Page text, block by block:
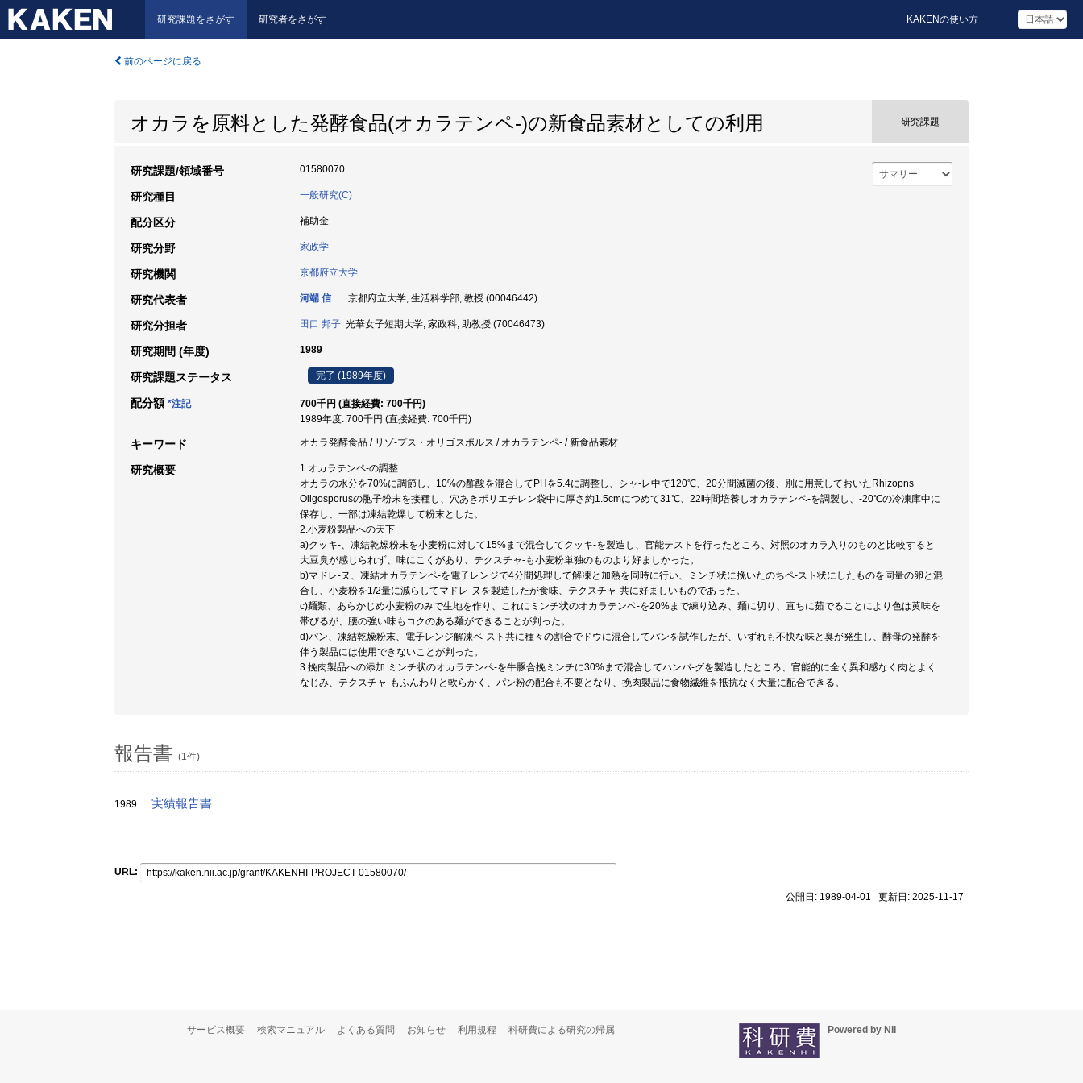
研究課題をさがす 研究者をさがす KAKENの使い方
前のページに戻る
オカラを原料とした発酵食品(オカラテンペ-)の新食品素材としての利用 研究課題
研究課題/領域番号 01580070
研究種目 一般研究(C)
配分区分 補助金
研究分野 家政学
研究機関 京都府立大学
研究代表者 河端 信 京都府立大学, 生活科学部, 教授 (00046442)
研究分担者 田口 邦子 光華女子短期大学, 家政科, 助教授 (70046473)
研究期間 (年度) 1989
研究課題ステータス 完了 (1989年度)
配分額 *注記
700千円 (直接経費: 700千円)
1989年度: 700千円 (直接経費: 700千円)
キーワード オカラ発酵食品 / リゾ-プス・オリゴスポルス / オカラテンペ- / 新食品素材
研究概要
1.オカラテンペ-の調整
オカラの水分を70%に調節し、10%の酢酸を混合してPHを5.4に調整し、シャ-レ中で120℃、20分間滅菌の後、別に用意しておいたRhizopns
Oligosporusの胞子粉末を接種し、穴あきポリエチレン袋中に厚さ約1.5cmにつめて31℃、22時間培養しオカラテンペ-を調製し、-20℃の冷凍庫中に
保存し、一部は凍結乾燥して粉末とした。
2.小麦粉製品への天下
a)クッキ-、凍結乾燥粉末を小麦粉に対して15%まで混合してクッキ-を製造し、官能テストを行ったところ、対照のオカラ入りのものと比較すると
大豆臭が感じられず、味にこくがあり、テクスチャ-も小麦粉単独のものより好ましかった。
b)マドレ-ヌ、凍結オカラテンペ-を電子レンジで4分間処理して解凍と加熱を同時に行い、ミンチ状に挽いたのちペ-スト状にしたものを同量の卵と混
合し、小麦粉を1/2量に減らしてマドレ-ヌを製造したが食味、テクスチャ-共に好ましいものであった。
c)麺類、あらかじめ小麦粉のみで生地を作り、これにミンチ状のオカラテンペ-を20%まで練り込み、麺に切り、直ちに茹でることにより色は黄味を
帯びるが、腰の強い味もコクのある麺ができることが判った。
d)パン、凍結乾燥粉末、電子レンジ解凍ペ-スト共に種々の割合でドウに混合してパンを試作したが、いずれも不快な味と臭が発生し、酵母の発酵を
伴う製品には使用できないことが判った。
3.挽肉製品への添加 ミンチ状のオカラテンペ-を牛豚合挽ミンチに30%まで混合してハンバ-グを製造したところ、官能的に全く異和感なく肉とよく
なじみ、テクスチャ-もふんわりと軟らかく、パン粉の配合も不要となり、挽肉製品に食物繊維を抵抗なく大量に配合できる。
報告書 (1件)
1989 実績報告書
URL:
公開日: 1989-04-01 更新日: 2025-11-17
サービス概要 検索マニュアル よくある質問 お知らせ 利用規程 科研費による研究の帰属 Powered by NII